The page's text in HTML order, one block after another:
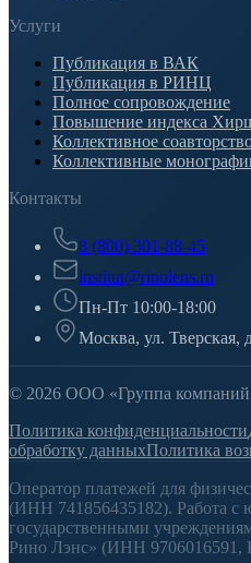
Услуги
Публикация в ВАК
Публикация в РИНЦ
Полное сопровождение
Повышение индекса
Коллективное
Коллективные
Контакты
8 (800) 301-88-45
institut@rinolens.ru
Пн-Пт 10:00-18:00
Москва, ул. Тверская,
© 2026 ООО «Группа
Политика конфиденциальности
обработку данныхПолитика
Оператор платежей для
(ИНН 741856435182). Работа с
государственными
Рино Лэнс» (ИНН 9706016591,